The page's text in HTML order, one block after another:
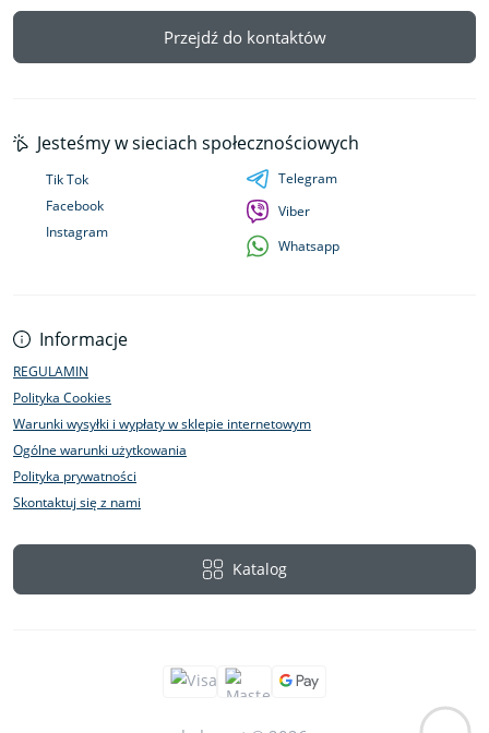
Przejdź do kontaktów
Informacje
REGULAMIN
Polityka Cookies
Warunki wysyłki i wypłaty w sklepie internetowym
Ogólne warunki użytkowania
Polityka prywatności
Skontaktuj się z nami
Katalog
Jesteśmy w sieciach społecznościowych
Tik Tok
Facebook
Instagram
Telegram
Viber
Whatsapp